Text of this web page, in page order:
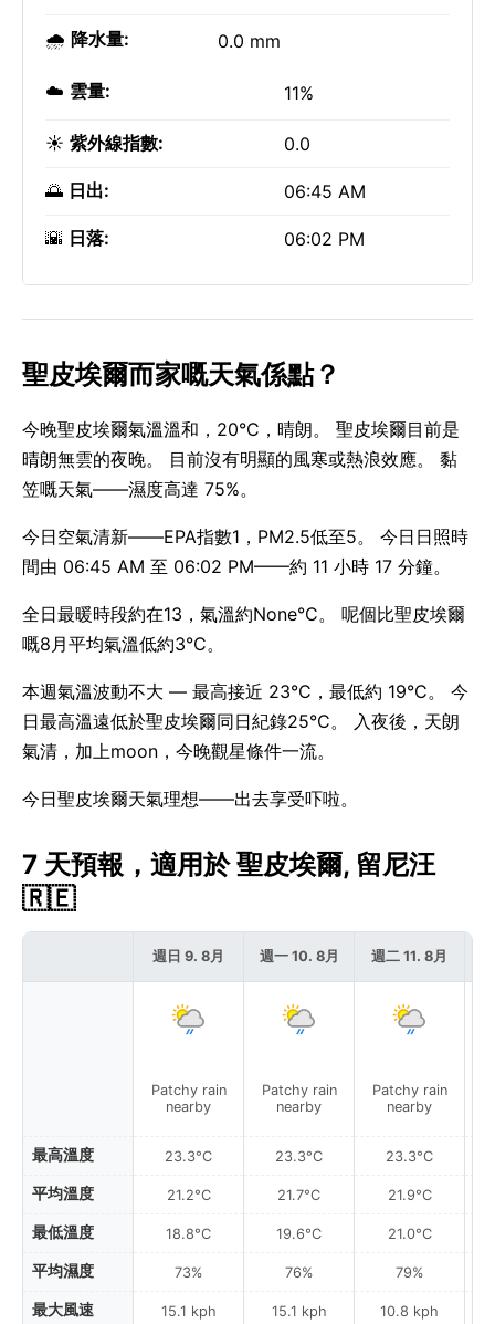
🌧️ 降水量: 0.0 mm
☁️ 雲量: 11%
☀️ 紫外線指數: 0.0
🌅 日出: 06:45 AM
🌇 日落: 06:02 PM
聖皮埃爾而家嘅天氣係點？
今晚聖皮埃爾氣溫溫和，20°C，晴朗。 聖皮埃爾目前是
晴朗無雲的夜晚。 目前沒有明顯的風寒或熱浪效應。 黏
笠嘅天氣——濕度高達 75%。
今日空氣清新——EPA指數1，PM2.5低至5。 今日日照時
間由 06:45 AM 至 06:02 PM——約 11 小時 17 分鐘。
全日最暖時段約在13，氣溫約None°C。 呢個比聖皮埃爾
嘅8月平均氣溫低約3°C。
本週氣溫波動不大 — 最高接近 23°C，最低約 19°C。 今
日最高溫遠低於聖皮埃爾同日紀錄25°C。 入夜後，天朗
氣清，加上moon，今晚觀星條件一流。
今日聖皮埃爾天氣理想——出去享受吓啦。
7 天預報，適用於 聖皮埃爾, 留尼汪
🇷🇪
最高溫度
平均溫度
最低溫度
平均濕度
最大風速
週日 9. 8月
Patchy rain
nearby
23.3°C
21.2°C
18.8°C
73%
15.1 kph
週一 10. 8月
Patchy rain
nearby
23.3°C
21.7°C
19.6°C
76%
15.1 kph
週二 11. 8月
Patchy rain
nearby
23.3°C
21.9°C
21.0°C
79%
10.8 kph